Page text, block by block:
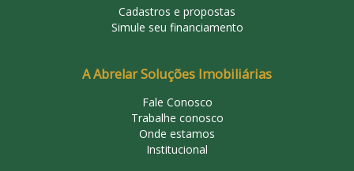
Cadastros e propostas
Simule seu financiamento
A Abrelar Soluções Imobiliárias
Fale Conosco
Trabalhe conosco
Onde estamos
Institucional